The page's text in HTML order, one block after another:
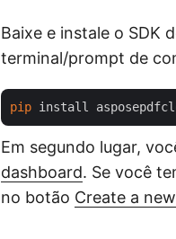
Baixe e instale o SDK
terminal/prompt de
pip
Em segundo lugar,
dashboard. Se você
no botão Create a